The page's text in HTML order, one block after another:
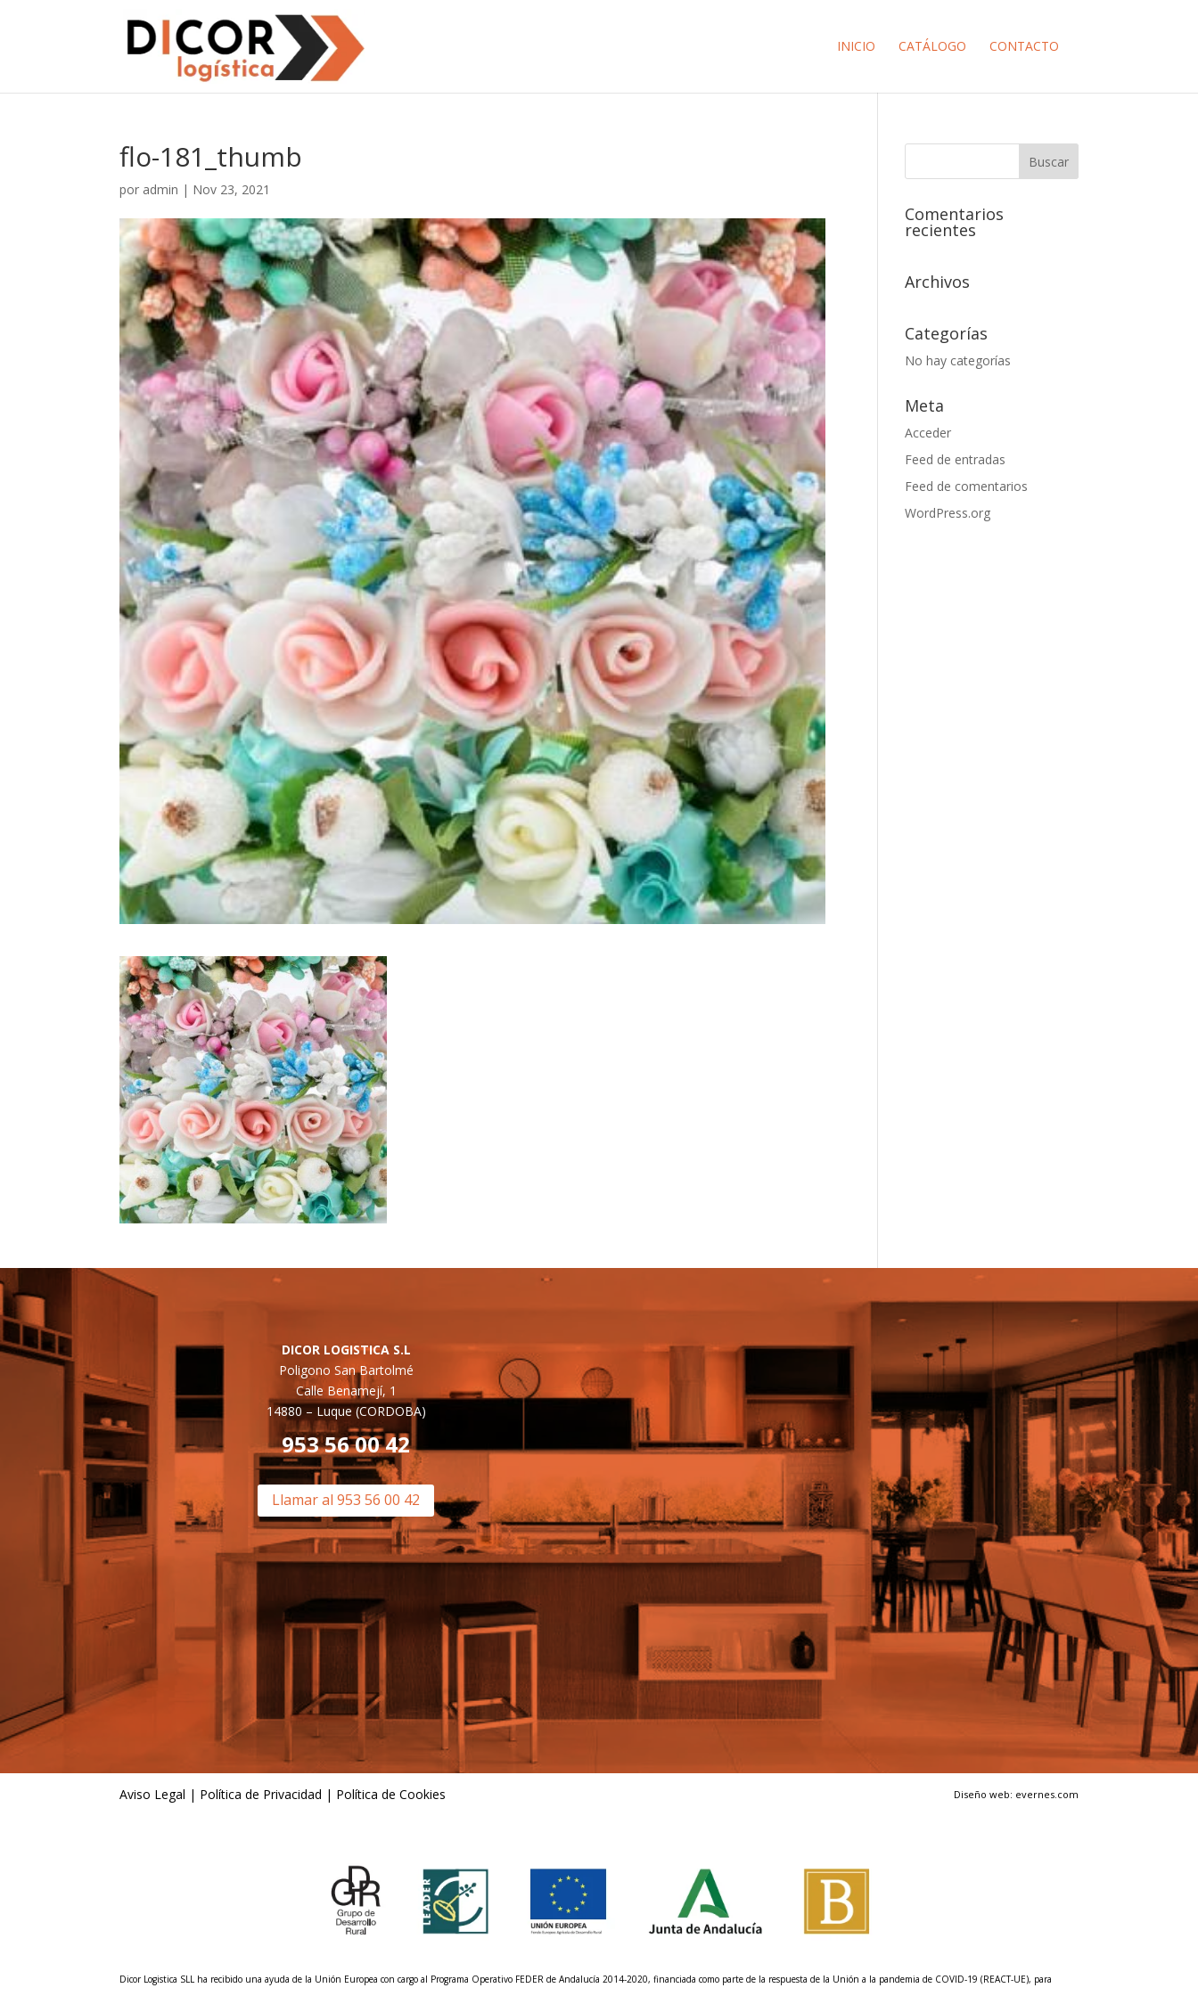
INICIO CATÁLOGO CONTACTO
flo-181_thumb
por admin | Nov 23, 2021
Comentarios
recientes
Archivos
Categorías
No hay categorías
Meta
Acceder
Feed de entradas
Feed de comentarios
WordPress.org
DICOR LOGISTICA S.L
Poligono San Bartolmé
Calle Benamejí, 1
14880 –Luque (CORDOBA)
953 56 00 42
Llamar al 953 56 00 42
Aviso Legal | Política de Privacidad | Política de Cookies Diseño web: evernes.com
Dicor Logistica SLL ha recibido una ayuda de la Unión Europea con cargo al Programa Operativo FEDER de Andalucía 2014-2020, financiada como parte de la respuesta de la Unión a la pandemia de COVID-19 (REACT-UE), para